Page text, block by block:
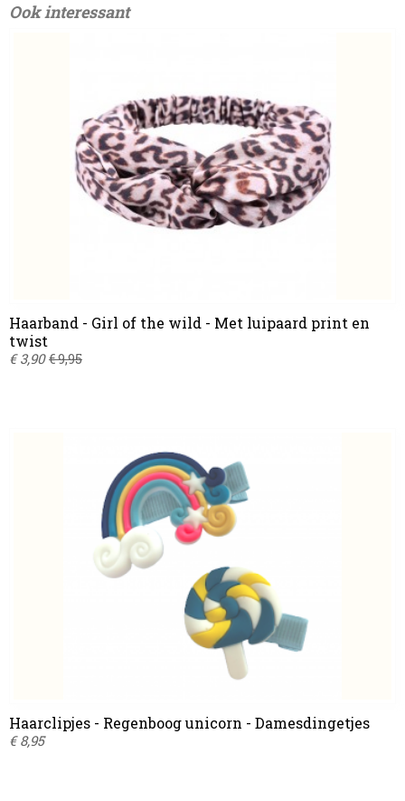
Ook interessant
Haarband - Girl of the wild - Met luipaard print en
twist
€ 3,90 € 9,95
Haarclipjes - Regenboog unicorn - Damesdingetjes
€ 8,95